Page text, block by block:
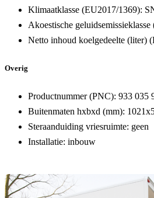
Klimaatklasse (EU2017/1369):
Akoestische
Netto inhoud koelgedeelte (liter)
Overig
Productnummer (PNC): 933 035
Buitenmaten hxbxd (mm):
Steraanduiding vriesruimte: geen
Installatie: inbouw